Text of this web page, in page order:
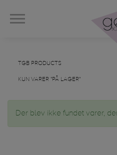
TGB PRODUCTS
KUN VARER "PÅ LAGER"
Der blev ikke fundet varer,